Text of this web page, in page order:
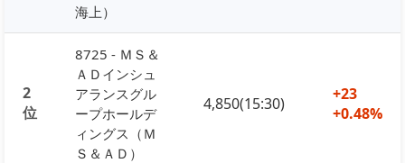
海上）
2
位
8725 - ＭＳ＆
ＡＤインシュ
アランスグル
ープホールデ
ィングス（Ｍ
Ｓ＆ＡＤ）
4,850(15:30)
+23
+0.48%